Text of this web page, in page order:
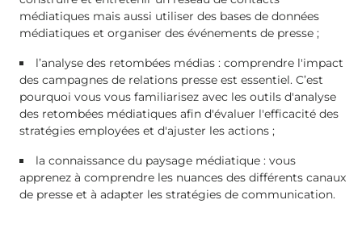
médiatiques mais aussi utiliser des bases de données
médiatiques et organiser des événements de presse ;
l’analyse des retombées médias : comprendre l'impact
des campagnes de relations presse est essentiel. C’est
pourquoi vous vous familiarisez avec les outils d'analyse
des retombées médiatiques afin d'évaluer l'efficacité des
stratégies employées et d'ajuster les actions ;
la connaissance du paysage médiatique : vous
apprenez à comprendre les nuances des différents canaux
de presse et à adapter les stratégies de communication.